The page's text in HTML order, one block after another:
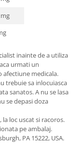
inainte de a utiliza
urmati un
medicala.
trebuie sa inlocuiasca
sanatos. A nu se lasa
se depasi doza
loc uscat si racoros.
pe ambalaj.
PA 15222, USA.